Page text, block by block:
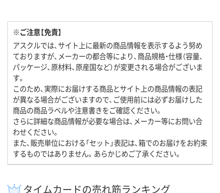
※ご注意【免責】
アスクルでは、サイト上に最新の商品情報を表示するよう努め
ておりますが、メーカーの都合等により、商品規格・仕様（容量、
パッケージ、原材料、原産国など）が変更される場合がございま
す。
このため、実際にお届けする商品とサイト上の商品情報の表記
が異なる場合がございますので、ご使用前には必ずお届けした
商品の商品ラベルや注意書きをご確認ください。
さらに詳細な商品情報が必要な場合は、メーカー等にお問い合
わせください。
また、販売単位における「セット」表記は、箱でのお届けをお約束
するものではありません。あらかじめご了承ください。
タイムカードの売れ筋ランキング